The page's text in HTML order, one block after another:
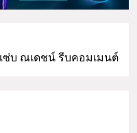
บ ณเดชน์ รีบคอมเมนต์